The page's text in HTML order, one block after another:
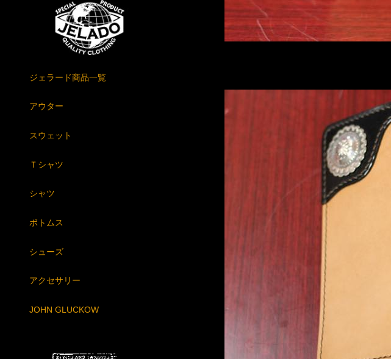
ジェラード商品一覧
アウター
スウェット
Ｔシャツ
シャツ
ボトムス
シューズ
アクセサリー
JOHN GLUCKOW